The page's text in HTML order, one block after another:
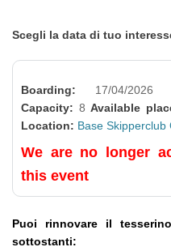
Scegli la data di tuo
Boarding: 17/04/2026
Capacity: 8 Available
Location: Base Skipperclub
We are no longer
this event
Puoi rinnovare il
sottostanti: